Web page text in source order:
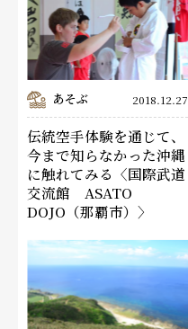
あそぶ 2018.12.27
伝統空手体験を通じて、
今まで知らなかった沖縄
に触れてみる〈国際武道
交流館 ASATO
DOJO（那覇市）〉